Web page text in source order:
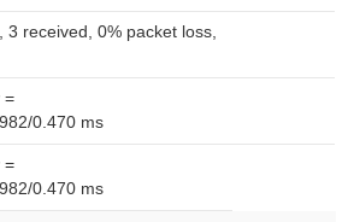
3 received, 0% packet loss,
=
0.470 ms
=
0.470 ms